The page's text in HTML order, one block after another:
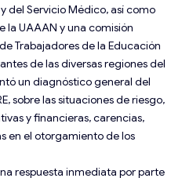
del Servicio Médico, así como
la UAAAN y una comisión
Trabajadores de la Educación
de las diversas regiones del
un diagnóstico general del
sobre las situaciones de riesgo,
y financieras, carencias,
en el otorgamiento de los
respuesta inmediata por parte